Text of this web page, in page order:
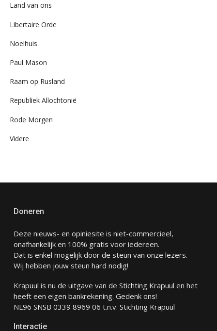
Land van ons
Libertaire Orde
Noelhuis
Paul Mason
Raam op Rusland
Republiek Allochtonië
Rode Morgen
Videre
Doneren
Deze nieuws- en opiniesite is niet-commercieel,
onafhankelijk en 100% gratis voor iedereen.
Dat is enkel mogelijk door de steun van onze lezers.
Wij hebben jouw steun hard nodig!
Krapuul is nu de uitgave van de Stichting Krapuul en het
heeft een eigen bankrekening. Gedenk ons!
NL96 SNSB 0339 8969 06 t.n.v. Stichting Krapuul
Interactie